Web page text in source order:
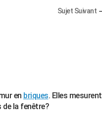
Sujet Suivant
en briques. Elles mesurent
de la fenêtre?